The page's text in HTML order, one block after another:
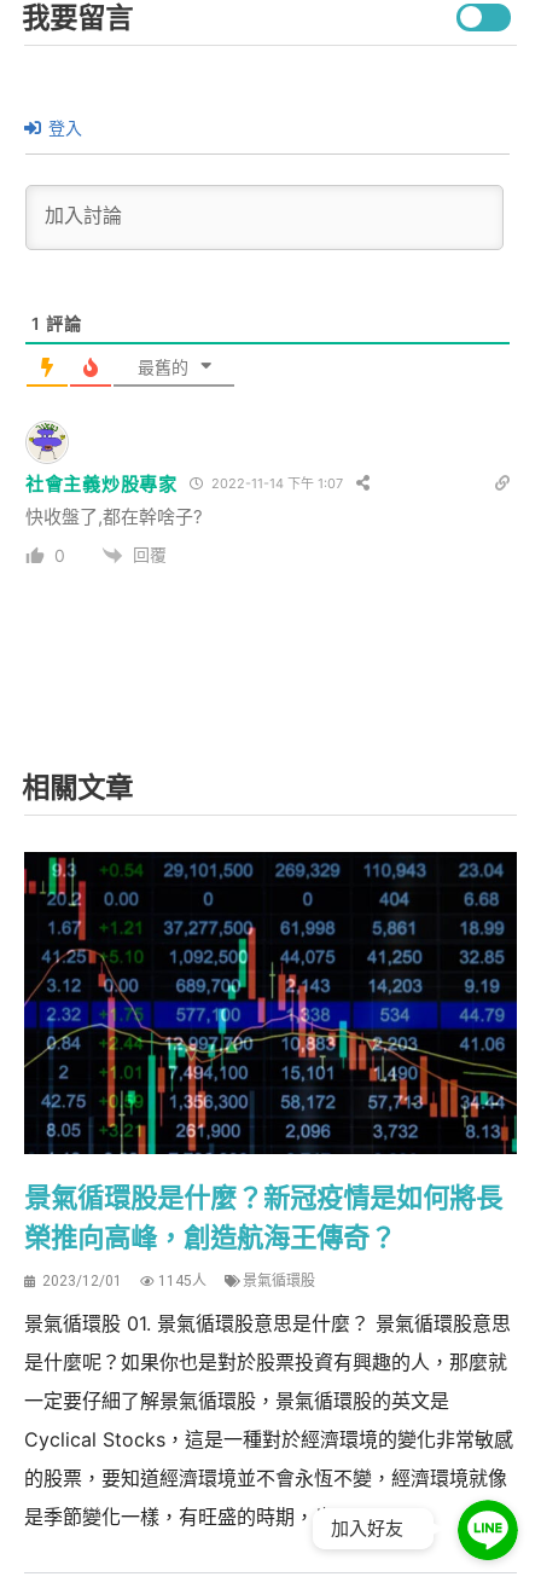
我要留言
登入
1 評論
最舊的
社會主義炒股專家 2022-11-14 下午 1:07
快收盤了,都在幹啥子?
0 回覆
相關文章
景氣循環股是什麼？新冠疫情是如何將長
榮推向高峰，創造航海王傳奇？
2023/12/01 1145人 景氣循環股
景氣循環股 01. 景氣循環股意思是什麼？ 景氣循環股意思
是什麼呢？如果你也是對於股票投資有興趣的人，那麼就
一定要仔細了解景氣循環股，景氣循環股的英文是
Cyclical Stocks，這是一種對於經濟環境的變化非常敏感
的股票，要知道經濟環境並不會永恆不變，經濟環境就像
是季節變化一樣，有旺盛的時期，也...
加入好友